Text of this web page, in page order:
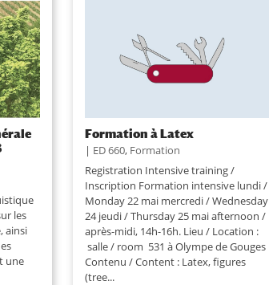
les
ainsi
une
Formation à Latex
| ED 660, Formation
Registration Intensive training /
Inscription Formation intensive lundi /
Monday 22 mai mercredi / Wednesday
24 jeudi / Thursday 25 mai afternoon /
après-midi, 14h-16h. Lieu / Location :
salle / room 531 à Olympe de Gouges
Contenu / Content : Latex, figures
(tree...